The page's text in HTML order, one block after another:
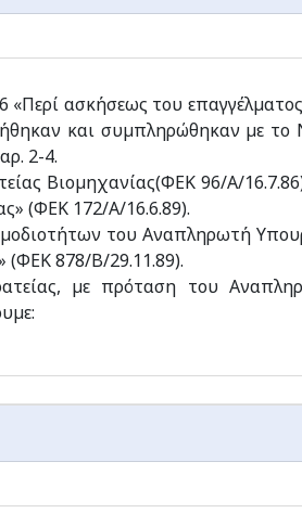
«Περί ασκήσεως του
και συµπληρώθηκαν µε το
2-4.
Βιοµηχανίας(ΦΕΚ 96/Α/
(ΦΕΚ 172/Α/16.6.89).
του Αναπληρωτή
(ΦΕΚ 878/Β/29.11.89).
µε πρόταση του